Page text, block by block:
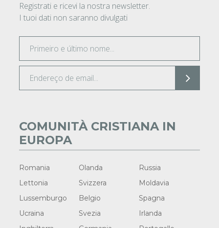
Registrati e ricevi la nostra newsletter.
I tuoi dati non saranno divulgati
COMUNITÀ CRISTIANA IN
EUROPA
Romania Olanda
Russia
Lettonia
Svizzera
Moldavia
Lussemburgo
Belgio
Spagna
Ucraina
Svezia
Irlanda